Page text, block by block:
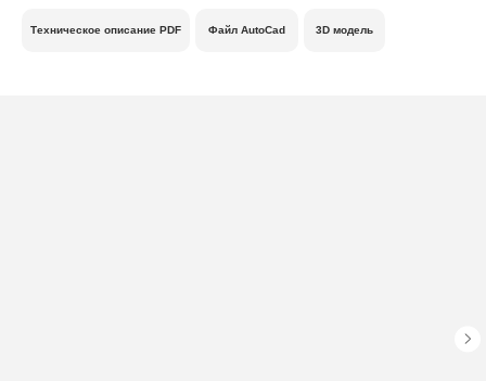
3D модель
Файл AutoCad
Техническое описание PDF